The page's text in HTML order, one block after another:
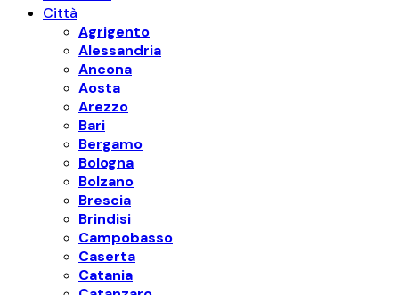
Città
Agrigento
Alessandria
Ancona
Aosta
Arezzo
Bari
Bergamo
Bologna
Bolzano
Brescia
Brindisi
Campobasso
Caserta
Catania